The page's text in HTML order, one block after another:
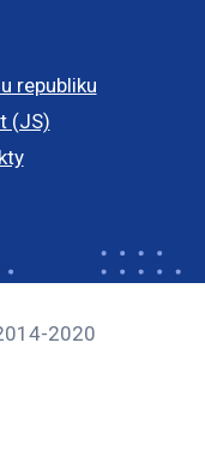
republiku
(JS)
2020